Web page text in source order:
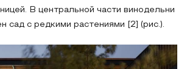
В центральной части винодельни
сад с редкими растениями [2] (рис.).